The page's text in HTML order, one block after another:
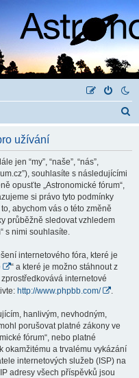
užívání
jen “my”, “naše”, “nás”,
souhlasíte s následujícími
opusťte „Astronomické fórum“,
si právo tyto podmínky
abychom vás o této změně
průběžně sledovat vzhledem
s nimi souhlasíte.
internetového fóra, které je
“ a které je možno stáhnout z
internetové
http://www.phpbb.com/
hanlivým, nevhodným,
porušovat platné zákony ve
fórum“, nebo platné
okamžitému a trvalému vykázání
internetových služeb (ISP) na
adresy všech příspěvků jsou